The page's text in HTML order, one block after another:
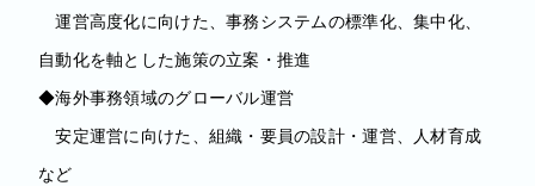
運営高度化に向けた、事務システムの標準化、集中化、
自動化を軸とした施策の立案・推進
◆海外事務領域のグローバル運営
安定運営に向けた、組織・要員の設計・運営、人材育成
など